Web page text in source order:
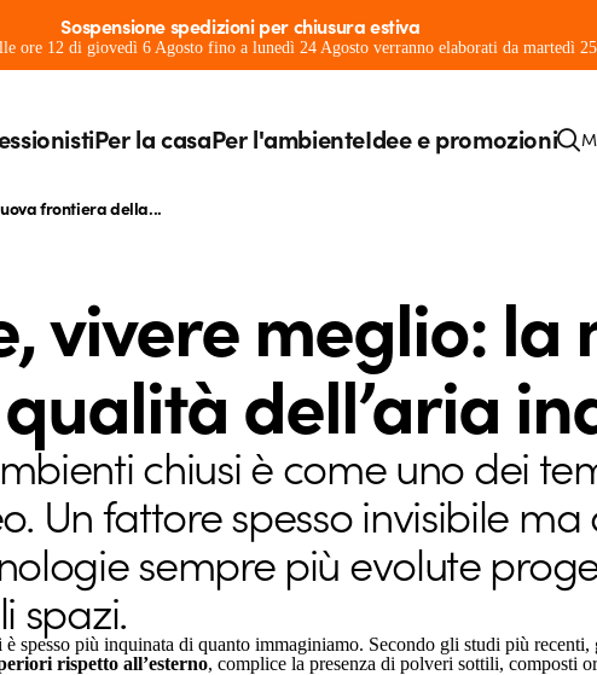
Sospensione spedizioni per chiusura estiva
ore 12 di giovedì 6 Agosto fino a lunedì 24 Agosto verranno elaborati da martedì
Per la casaPer l'ambienteIdee e promozioni
frontiera della...
vivere meglio: la
dell’aria
chiusi è come uno dei
Un fattore spesso invisibile
sempre più evolute
spazi.
spesso più inquinata di quanto immaginiamo. Secondo gli studi più
rispetto all’esterno, complice la presenza di polveri sottili, composti